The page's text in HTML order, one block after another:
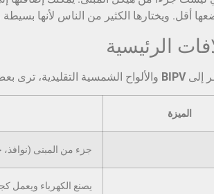
أقل. ويختارها الكثير من الناس لأنها
الرئيسية
إلىBIPV والألواح الشمسية التقليدية، ترى
الميزة
جزء من المبنى
يصنع الكهرباء ويعمل